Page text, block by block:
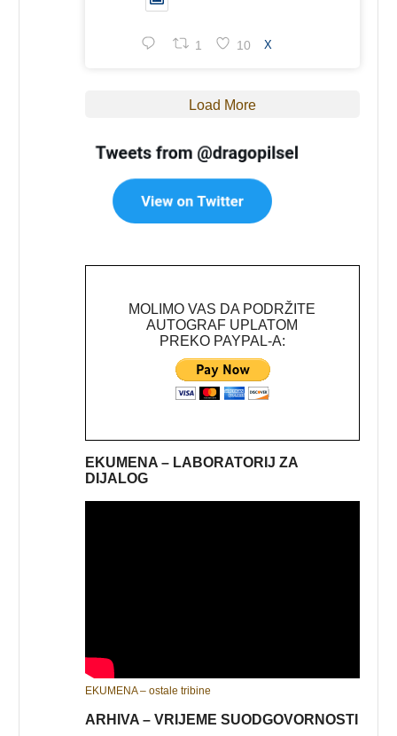
1 10 X
Load More
MOLIMO VAS DA PODRŽITE
AUTOGRAF UPLATOM
PREKO PAYPAL-A:
EKUMENA – LABORATORIJ ZA
DIJALOG
EKUMENA – ostale tribine
ARHIVA – VRIJEME SUODGOVORNOSTI